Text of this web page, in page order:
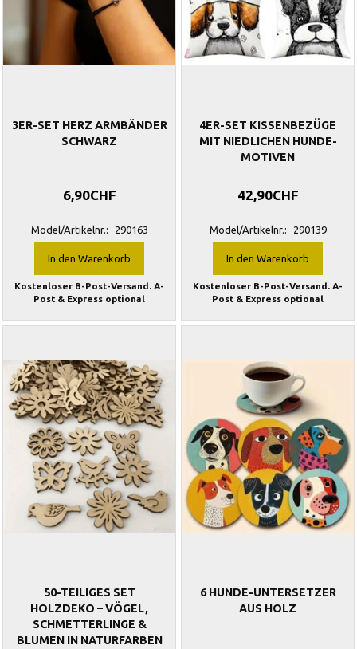
3ER-SET HERZ ARMBÄNDER
SCHWARZ
6,90CHF
Model/Artikelnr.: 290163
In den Warenkorb
Kostenloser B-Post-Versand. A-
Post & Express optional
4ER-SET KISSENBEZÜGE
MIT NIEDLICHEN HUNDE-
MOTIVEN
42,90CHF
Model/Artikelnr.: 290139
In den Warenkorb
Kostenloser B-Post-Versand. A-
Post & Express optional
50-TEILIGES SET
HOLZDEKO – VÖGEL,
SCHMETTERLINGE &
BLUMEN IN NATURFARBEN
6 HUNDE-UNTERSETZER
AUS HOLZ